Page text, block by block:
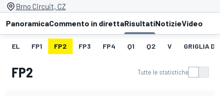
Brno Circuit, CZ
PanoramicaCommento in direttaRisultatiNotizieVideo
EL FP1 FP2 FP3 FP4 Q1 Q2 V GRIGLIA DI
FP2 Tutte le statistiche